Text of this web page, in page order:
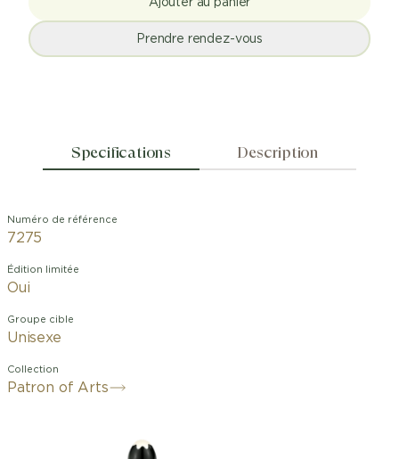
Prendre rendez-vous
Specifications Description
Numéro de référence
7275
Édition limitée
Oui
Groupe cible
Unisexe
Collection
Patron of Arts